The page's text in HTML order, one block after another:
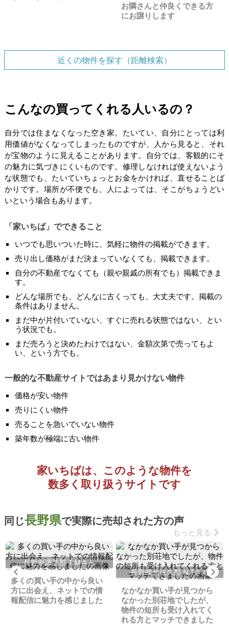
お隣さんと仲良くできる方
にお譲りします
近くの物件を探す（距離検索）
こんなの買ってくれる人いるの？
自分では住まなくなった空き家。たいてい、自分にとっては利
用価値がなくなってしまったものですが、人から見ると、それ
が宝物のように見えることがあります。自分では、客観的にそ
の魅力に気づきにくいものです。修理しなければ使えないよう
な状態でも、たいていちょっとお金をかければ、直せることば
かりです。場所が不便でも、人によっては、そこがちょうどい
いという場合もあります。
「家いちば」でできること
いつでも思いついた時に、気軽に物件の掲載ができます。
売り出し価格がまだ決まっていなくても、掲載できます。
自分の不動産でなくても（親や親戚の所有でも）掲載できま
す。
どんな場所でも、どんなに古くっても、大丈夫です。掲載の
条件はありません。
まだ中が片付いていない、すぐに売れる状態ではない、とい
う状況でも。
まだ売ろうと決めたわけではない、金額次第で売ってもよ
い、という方でも。
一般的な不動産サイトではあまり見かけない物件
価格が安い物件
売りにくい物件
売ることを急いでいない物件
築年数が極端に古い物件
家いちばは、このような物件を
数多く取り扱うサイトです
同じ長野県で実際に売却された方の声
もっと見る
Previous
長野県諏訪郡 T.Mさん
多くの買い手の中から良い
方に出会え、ネットでの情
報配信に魅力を感じました
長野県北佐久郡 N.Tさん
なかなか買い手が見つから
なかった別荘地でしたが、
物件の短所も受け入れてく
れる方とマッチできました